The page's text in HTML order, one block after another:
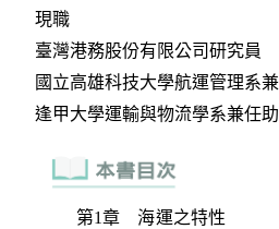
第1章 海運之特性